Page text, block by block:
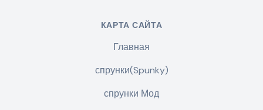
КАРТА САЙТА
Главная
спрунки(Spunky)
спрунки Мод